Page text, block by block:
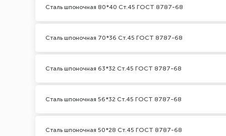
Сталь шпоночная 80*40 Ст.45 ГОСТ 8787-68
Сталь шпоночная 70*36 Ст.45 ГОСТ 8787-68
Сталь шпоночная 63*32 Ст.45 ГОСТ 8787-68
Сталь шпоночная 56*32 Ст.45 ГОСТ 8787-68
Сталь шпоночная 50*28 Ст.45 ГОСТ 8787-68